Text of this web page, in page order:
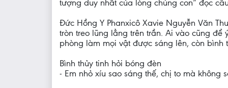
tượng duy nhất của lòng chúng con” đọc
Đức Hồng Y Phanxicô Xavie Nguyễn Văn
tròn treo lũng lẳng trên trần. Ai vào cũng để
phòng làm mọi vật được sáng lên, còn bình
Bình thủy tinh hỏi bóng đèn
- Em nhỏ xíu sao sáng thế, chị to mà không